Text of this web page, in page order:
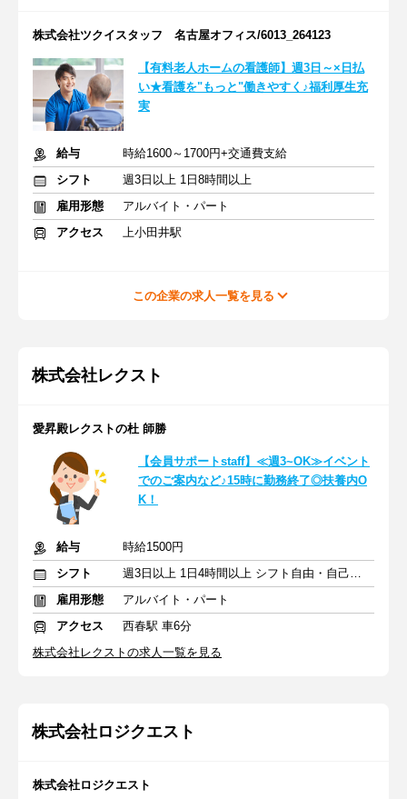
株式会社ツクイスタッフ 名古屋オフィス/6013_264123
【有料老人ホームの看護師】週3日～×日払
い★看護を"もっと"働きやすく♪福利厚生充
実
給与
時給1600～1700円+交通費支給
シフト
週3日以上 1日8時間以上
雇用形態
アルバイト・パート
アクセス
上小田井駅
この企業の求人一覧を見る
株式会社レクスト
愛昇殿レクストの杜 師勝
【会員サポートstaff】≪週3~OK≫イベント
でのご案内など♪15時に勤務終了◎扶養内O
K！
給与
時給1500円
シフト
週3日以上 1日4時間以上 シフト自由・自己申告
雇用形態
アルバイト・パート
アクセス
西春駅 車6分
株式会社レクストの求人一覧を見る
株式会社ロジクエスト
株式会社ロジクエスト